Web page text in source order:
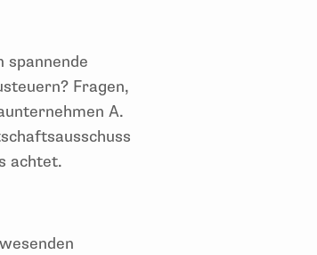
spannende
Fragen,
A.
achtet.